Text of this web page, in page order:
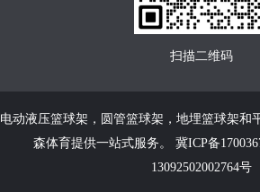
扫描二维码
电动液压篮球架 ， 圆管篮球架 ， 地埋篮球架和
森体育提供一站式服务。 冀ICP备
13092502002764号